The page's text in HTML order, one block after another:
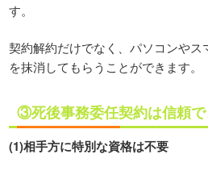
す。
契約解約だけでなく、パソコンやス
を抹消してもらうことができます。
③死後事務委任契約は信頼
(1)相手方に特別な資格は不要